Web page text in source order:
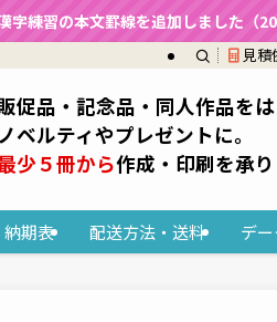
練習の本文罫線を追加しました（
見積
納期表 配送方法・送料 デ
促品・記念品・同人作品をは
ノベルティやプレゼントに。
少５冊から作成・印刷を承り